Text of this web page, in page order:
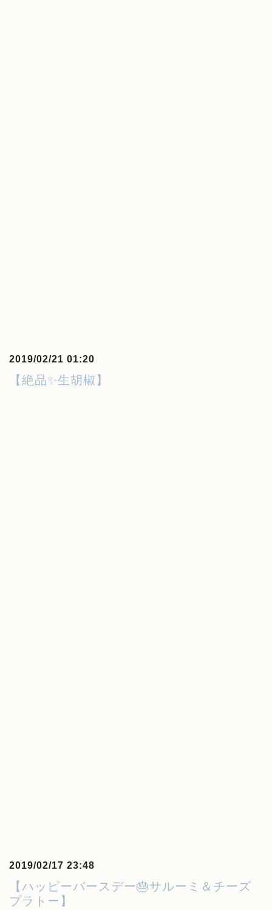
2019/02/21 01:20
【絶品✨生胡椒】
2019/02/17 23:48
【ハッピーバースデー🎂サルーミ＆チーズ
プラトー】